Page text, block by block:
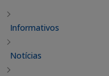
Informativos
Notícias